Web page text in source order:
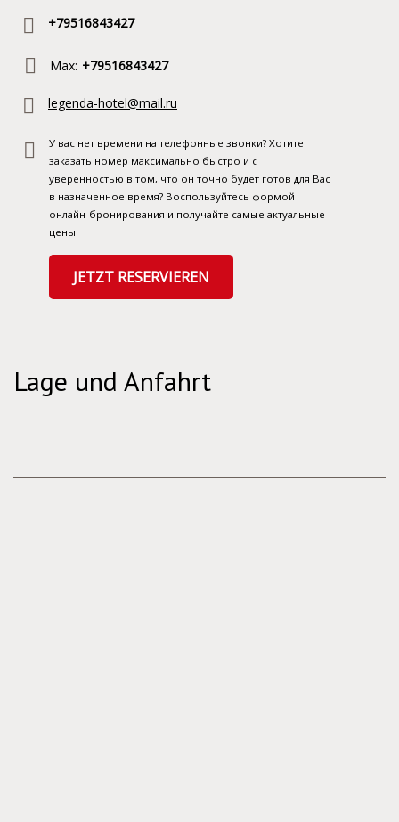
+79516843427
Max: +79516843427
legenda-hotel@mail.ru
У вас нет времени на телефонные звонки? Хотите
заказать номер максимально быстро и с
уверенностью в том, что он точно будет готов для Вас
в назначенное время? Воспользуйтесь формой
онлайн-бронирования и получайте самые актуальные
цены!
JETZT RESERVIEREN
Lage und Anfahrt